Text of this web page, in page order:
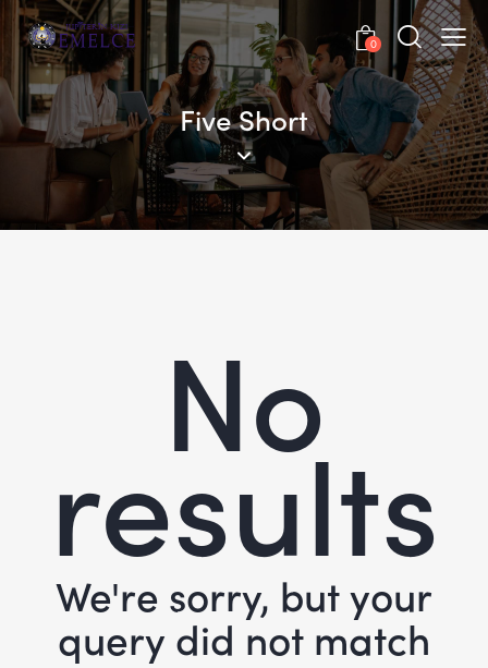
0
Five Short
No
results
We're sorry, but your
query did not match